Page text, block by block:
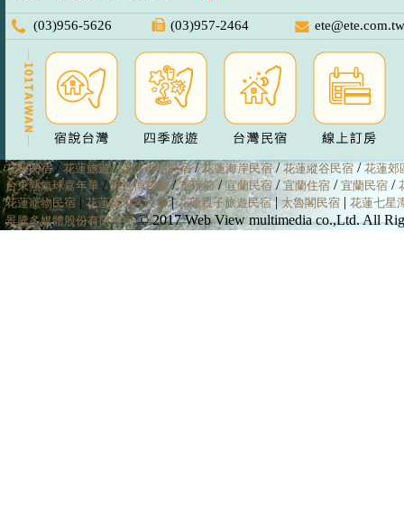
(03)956-5626 (03)957-2464 ete@ete.com.tw
花蓮民宿/花蓮旅遊/花蓮市區民宿/花蓮海岸民宿/花蓮縱谷民宿/花蓮郊
台東熱氣球嘉年華 /綠色博覽會/童玩節/宜蘭民宿 / 宜蘭住宿 / 宜蘭民宿 /
花蓮寵物民宿| 花蓮背包客民宿|花蓮親子旅遊民宿| 太魯閣民宿 | 花蓮七星
景騰多媒體股份有限公司© 2017 Web View multimedia co.,Ltd. All